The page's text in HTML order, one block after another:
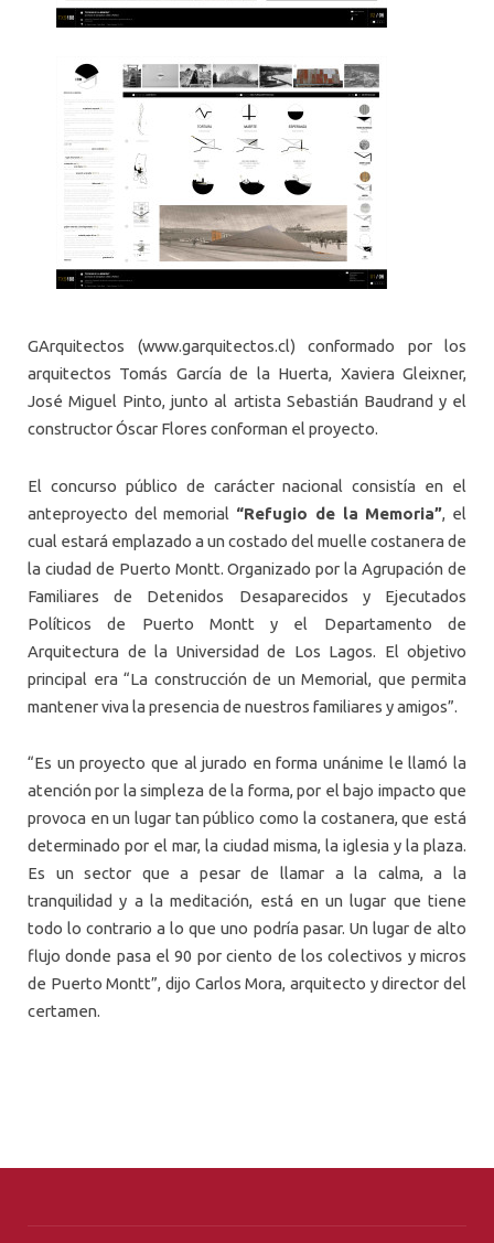
GArquitectos (www.garquitectos.cl) conformado por los
arquitectos Tomás García de la Huerta, Xaviera Gleixner,
José Miguel Pinto, junto al artista Sebastián Baudrand y el
constructor Óscar Flores conforman el proyecto.
El concurso público de carácter nacional consistía en el
anteproyecto del memorial “Refugio de la Memoria”, el
cual estará emplazado a un costado del muelle costanera de
la ciudad de Puerto Montt. Organizado por la Agrupación de
Familiares de Detenidos Desaparecidos y Ejecutados
Políticos de Puerto Montt y el Departamento de
Arquitectura de la Universidad de Los Lagos. El objetivo
principal era “La construcción de un Memorial, que permita
mantener viva la presencia de nuestros familiares y amigos”.
“Es un proyecto que al jurado en forma unánime le llamó la
atención por la simpleza de la forma, por el bajo impacto que
provoca en un lugar tan público como la costanera, que está
determinado por el mar, la ciudad misma, la iglesia y la plaza.
Es un sector que a pesar de llamar a la calma, a la
tranquilidad y a la meditación, está en un lugar que tiene
todo lo contrario a lo que uno podría pasar. Un lugar de alto
flujo donde pasa el 90 por ciento de los colectivos y micros
de Puerto Montt”, dijo Carlos Mora, arquitecto y director del
certamen.